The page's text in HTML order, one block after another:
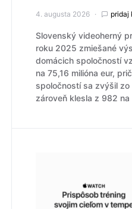
4. augusta 2026 pridaj
Slovenský videoherný
roku 2025 zmiešané
domácich spoločností
na 75,16 milióna eur,
spoločností sa zvýšil
zároveň klesla z 982